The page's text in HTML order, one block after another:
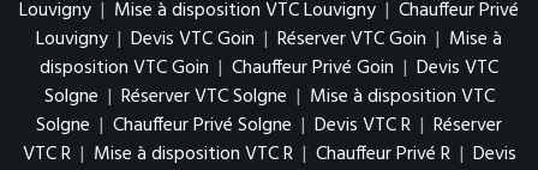
Louvigny | Mise à disposition VTC Louvigny | Chauffeur Privé
Louvigny | Devis VTC Goin | Réserver VTC Goin | Mise à
disposition VTC Goin | Chauffeur Privé Goin | Devis VTC
Solgne | Réserver VTC Solgne | Mise à disposition VTC
Solgne | Chauffeur Privé Solgne | Devis VTC R | Réserver
VTC R | Mise à disposition VTC R | Chauffeur Privé R | Devis